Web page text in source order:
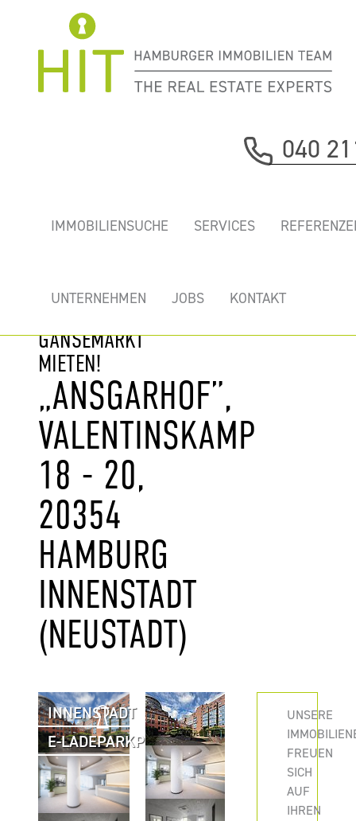
040
IMMOBILIENSUCHE SERVICES
UNTERNEHMEN JOBS KONTAKT
„ANSGARHOF” -
MIT TIEFGARAGE
GÄNSEMARKT
MIETEN!
„ANSGARHOF”,
VALENTINSKAMP
18 - 20,
20354
HAMBURG
INNENSTADT
(NEUSTADT)
INNENSTADT
E-LADEPARKPLÄTZE
UNSERE
FREUEN
SICH
AUF
IHREN